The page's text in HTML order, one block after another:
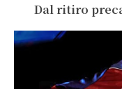
Dal ritiro